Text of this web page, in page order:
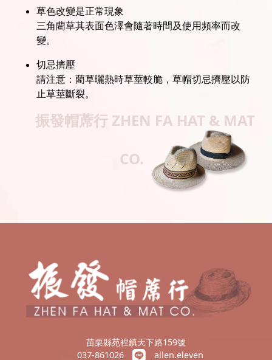
草色改變是正常現象
三角藺草其表面色澤會隨著時間及使用頻率而改
變。
切忌擠壓
請注意：藺草曬熱時草莖較脆，草帽切忌擠壓以防
止草莖斷裂。
振發帽蓆行 ZHEN FA HAT & MAT
CO.
苗栗縣苑裡鎮天下路159號
037-861026
allen.eleven